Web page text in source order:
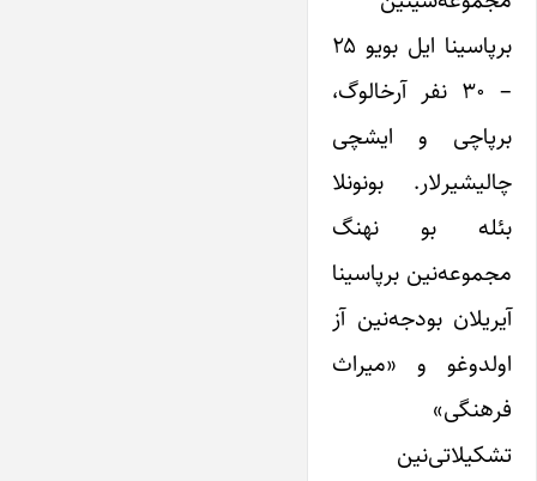
برپاسینا ایل بویو ۲۵
– ۳۰ نفر آرخالوگ،
برپاچی و ایشچی
چالیشیرلار. بونونلا
بئله بو نهنگ
مجموعه‌نین برپاسینا
آیریلان بودجه‌نین آز
اولدوغو و «میراث
فرهنگی»
تشکیلاتی‌نین